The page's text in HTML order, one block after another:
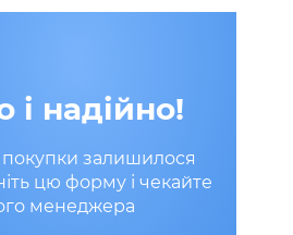
і надійно!
покупки залишилося
цю форму і чекайте
менеджера